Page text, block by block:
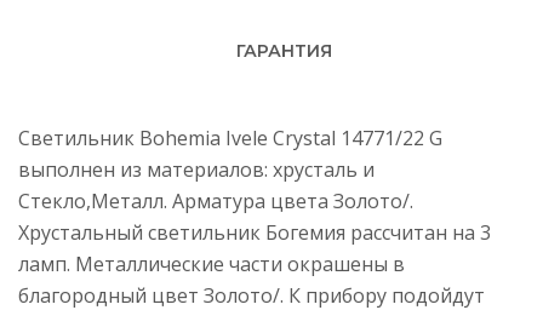
ГАРАНТИЯ
Светильник Bohemia Ivele Crystal 14771/22 G
выполнен из материалов: хрусталь и
Стекло,Металл. Арматура цвета Золото/.
Хрустальный светильник Богемия рассчитан на 3
ламп. Металлические части окрашены в
благородный цвет Золото/. К прибору подойдут